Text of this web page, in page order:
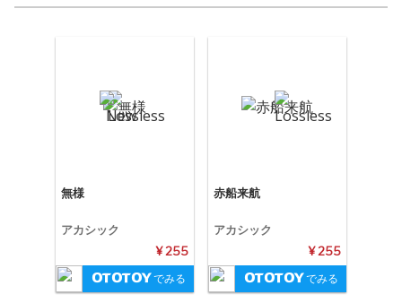
無様
アカシック
¥ 255
でみる
赤船来航
アカシック
¥ 255
でみる